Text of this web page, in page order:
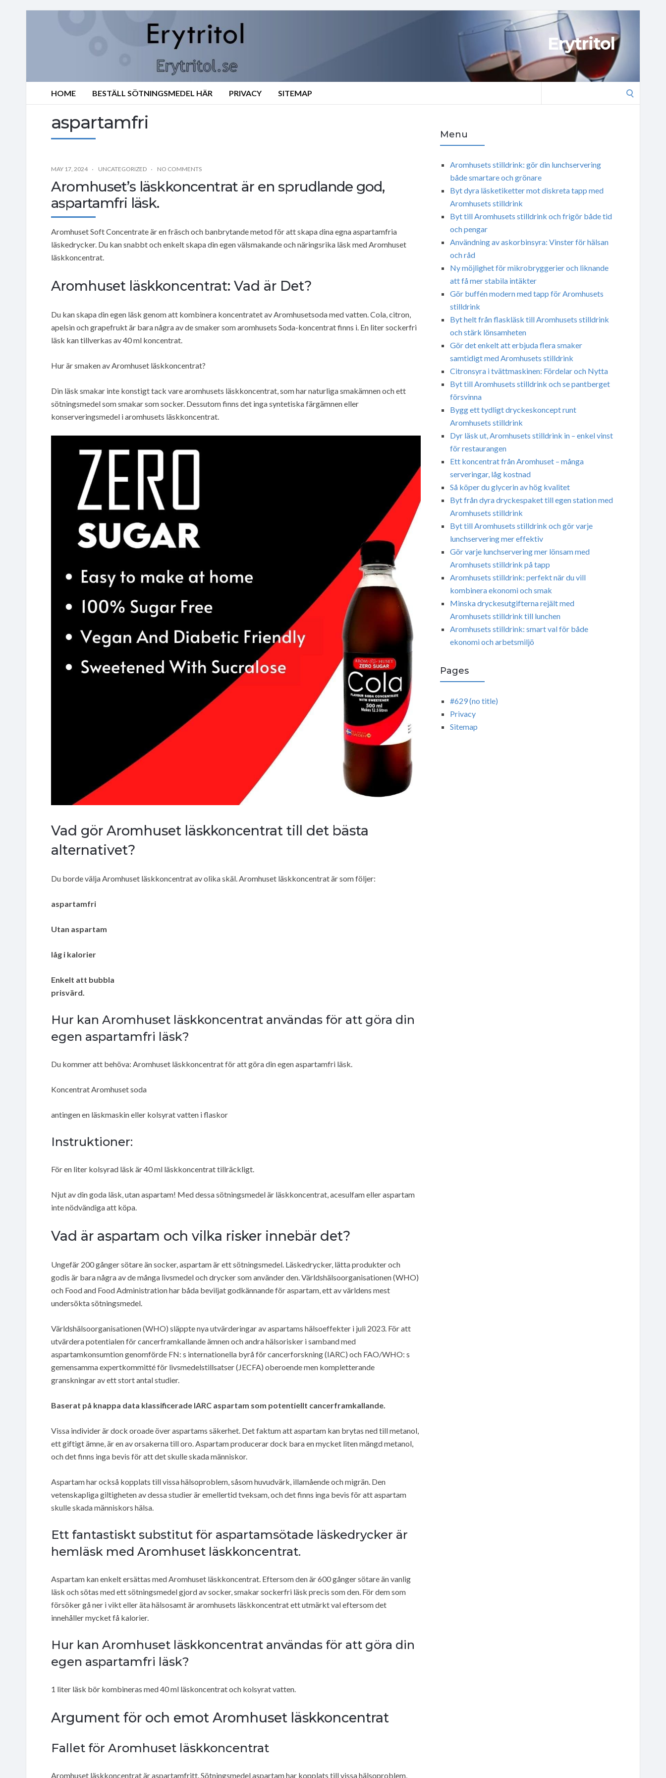
Erytritol
HOME BESTÄLL SÖTNINGSMEDEL HÄR PRIVACY SITEMAP
aspartamfri
MAY 17, 2024 UNCATEGORIZED NO COMMENTS
Aromhuset’s läskkoncentrat är en sprudlande god,
aspartamfri läsk.
Aromhuset Soft Concentrate är en fräsch och banbrytande metod för att skapa dina egna aspartamfria
läskedrycker. Du kan snabbt och enkelt skapa din egen välsmakande och näringsrika läsk med Aromhuset
läskkoncentrat.
Aromhuset läskkoncentrat: Vad är Det?
Du kan skapa din egen läsk genom att kombinera koncentratet av Aromhusetsoda med vatten. Cola, citron,
apelsin och grapefrukt är bara några av de smaker som aromhusets Soda-koncentrat finns i. En liter sockerfri
läsk kan tillverkas av 40 ml koncentrat.
Hur är smaken av Aromhuset läskkoncentrat?
Din läsk smakar inte konstigt tack vare aromhusets läskkoncentrat, som har naturliga smakämnen och ett
sötningsmedel som smakar som socker. Dessutom finns det inga syntetiska färgämnen eller
konserveringsmedel i aromhusets läskkoncentrat.
Vad gör Aromhuset läskkoncentrat till det bästa
alternativet?
Du borde välja Aromhuset läskkoncentrat av olika skäl. Aromhuset läskkoncentrat är som följer:
aspartamfri
Utan aspartam
låg i kalorier
Enkelt att bubbla
prisvärd.
Hur kan Aromhuset läskkoncentrat användas för att göra din
egen aspartamfri läsk?
Du kommer att behöva: Aromhuset läskkoncentrat för att göra din egen aspartamfri läsk.
Koncentrat Aromhuset soda
antingen en läskmaskin eller kolsyrat vatten i flaskor
Instruktioner:
För en liter kolsyrad läsk är 40 ml läskkoncentrat tillräckligt.
Njut av din goda läsk, utan aspartam! Med dessa sötningsmedel är läskkoncentrat, acesulfam eller aspartam
inte nödvändiga att köpa.
Vad är aspartam och vilka risker innebär det?
Ungefär 200 gånger sötare än socker, aspartam är ett sötningsmedel. Läskedrycker, lätta produkter och
godis är bara några av de många livsmedel och drycker som använder den. Världshälsoorganisationen (WHO)
och Food and Food Administration har båda beviljat godkännande för aspartam, ett av världens mest
undersökta sötningsmedel.
Världshälsoorganisationen (WHO) släppte nya utvärderingar av aspartams hälsoeffekter i juli 2023. För att
utvärdera potentialen för cancerframkallande ämnen och andra hälsorisker i samband med
aspartamkonsumtion genomförde FN: s internationella byrå för cancerforskning (IARC) och FAO/WHO: s
gemensamma expertkommitté för livsmedelstillsatser (JECFA) oberoende men kompletterande
granskningar av ett stort antal studier.
Baserat på knappa data klassificerade IARC aspartam som potentiellt cancerframkallande.
Vissa individer är dock oroade över aspartams säkerhet. Det faktum att aspartam kan brytas ned till metanol,
ett giftigt ämne, är en av orsakerna till oro. Aspartam producerar dock bara en mycket liten mängd metanol,
och det finns inga bevis för att det skulle skada människor.
Aspartam har också kopplats till vissa hälsoproblem, såsom huvudvärk, illamående och migrän. Den
vetenskapliga giltigheten av dessa studier är emellertid tveksam, och det finns inga bevis för att aspartam
skulle skada människors hälsa.
Ett fantastiskt substitut för aspartamsötade läskedrycker är
hemläsk med Aromhuset läskkoncentrat.
Aspartam kan enkelt ersättas med Aromhuset läskkoncentrat. Eftersom den är 600 gånger sötare än vanlig
läsk och sötas med ett sötningsmedel gjord av socker, smakar sockerfri läsk precis som den. För dem som
försöker gå ner i vikt eller äta hälsosamt är aromhusets läskkoncentrat ett utmärkt val eftersom det
innehåller mycket få kalorier.
Hur kan Aromhuset läskkoncentrat användas för att göra din
egen aspartamfri läsk?
1 liter läsk bör kombineras med 40 ml läskoncentrat och kolsyrat vatten.
Argument för och emot Aromhuset läskkoncentrat
Fallet för Aromhuset läskkoncentrat
Aromhuset läskkoncentrat är aspartamfritt. Sötningsmedel aspartam har kopplats till vissa hälsoproblem,
Menu
Aromhusets stilldrink: gör din lunchservering
både smartare och grönare
Byt dyra läsketiketter mot diskreta tapp med
Aromhusets stilldrink
Byt till Aromhusets stilldrink och frigör både tid
och pengar
Användning av askorbinsyra: Vinster för hälsan
och råd
Ny möjlighet för mikrobryggerier och liknande
att få mer stabila intäkter
Gör buffén modern med tapp för Aromhusets
stilldrink
Byt helt från flaskläsk till Aromhusets stilldrink
och stärk lönsamheten
Gör det enkelt att erbjuda flera smaker
samtidigt med Aromhusets stilldrink
Citronsyra i tvättmaskinen: Fördelar och Nytta
Byt till Aromhusets stilldrink och se pantberget
försvinna
Bygg ett tydligt dryckeskoncept runt
Aromhusets stilldrink
Dyr läsk ut, Aromhusets stilldrink in – enkel vinst
för restaurangen
Ett koncentrat från Aromhuset – många
serveringar, låg kostnad
Så köper du glycerin av hög kvalitet
Byt från dyra dryckespaket till egen station med
Aromhusets stilldrink
Byt till Aromhusets stilldrink och gör varje
lunchservering mer effektiv
Gör varje lunchservering mer lönsam med
Aromhusets stilldrink på tapp
Aromhusets stilldrink: perfekt när du vill
kombinera ekonomi och smak
Minska dryckesutgifterna rejält med
Aromhusets stilldrink till lunchen
Aromhusets stilldrink: smart val för både
ekonomi och arbetsmiljö
Pages
#629 (no title)
Privacy
Sitemap